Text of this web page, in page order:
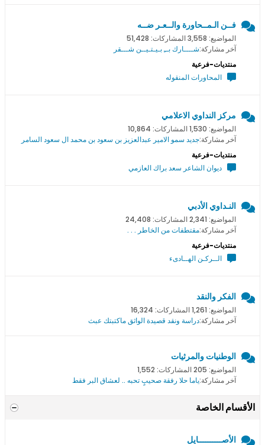
فــن الـمــحاورة والــعـر ضــه
المواضيع: 3,558 المشاركات: 51,428
آخر مشاركة:شــــارك بــِ بـيـتـيــن شـــقر
منتديات-فرعية
المحاورات المنقوله
مركز النداوي الاعلامي
المواضيع: 1,530 المشاركات: 10,864
آخر مشاركة:جديد سمو اﻻمير عبدالعزيز بن سعود بن محمد ال سعود السامر
منتديات-فرعية
ديوان الشاعر سعد براك العازمي
النـداوي الأدبي
المواضيع: 2,341 المشاركات: 24,408
آخر مشاركة:مقتطفات من الخاطر . . .
منتديات-فرعية
الــركـن الهــادىء
الفكر والنقد
المواضيع: 1,261 المشاركات: 16,324
آخر مشاركة:دراسة ونقد قصيدة الواثق ماكتبتك عبث
الوطنيات والمرثيات
المواضيع: 205 المشاركات: 1,552
آخر مشاركة:ياما حلا رفقة صحيبٍ تحبه .. لعشاق البر فقط
الأقسام الخاصة
الأصــــــــــايل